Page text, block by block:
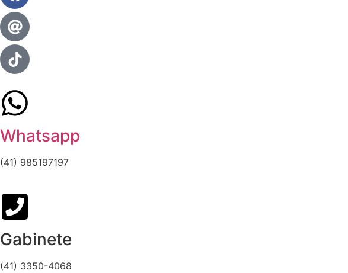
Whatsapp
(41) 985197197
Gabinete
(41) 3350-4068